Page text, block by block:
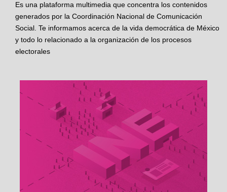
Es una plataforma multimedia que concentra los contenidos
generados por la Coordinación Nacional de Comunicación
Social. Te informamos acerca de la vida democrática de México
y todo lo relacionado a la organización de los procesos
electorales